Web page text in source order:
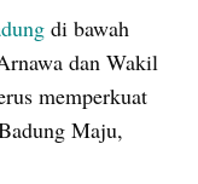
di bawah
dan Wakil
memperkuat
Maju,